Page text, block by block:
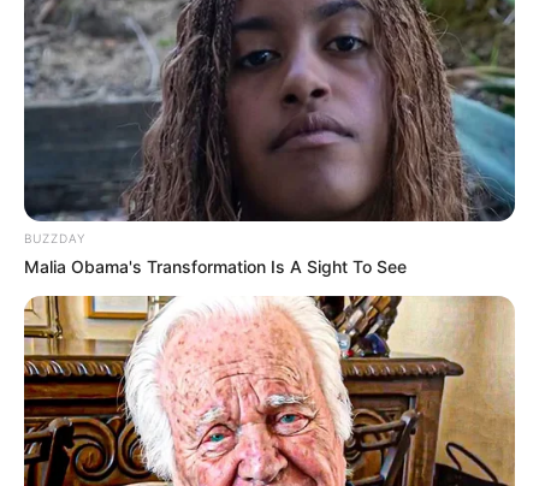
BUZZDAY
Malia Obama's Transformation Is A Sight To See